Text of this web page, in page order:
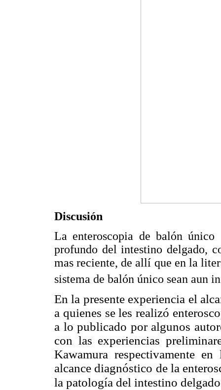
Discusión
La enteroscopia de balón
profundo del intestino delgado,
mas reciente, de allí que en la
sistema de balón único sean aun
En la presente experiencia el
a quienes se les realizó
a lo publicado por algunos
con las experiencias
Kawamura respectivamente
alcance diagnóstico de la
la patología del intestino